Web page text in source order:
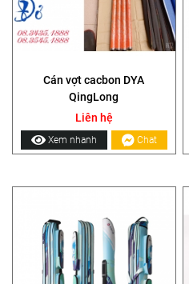
Cán vợt cacbon DYA
QingLong
Liên hệ
Xem nhanh Chat